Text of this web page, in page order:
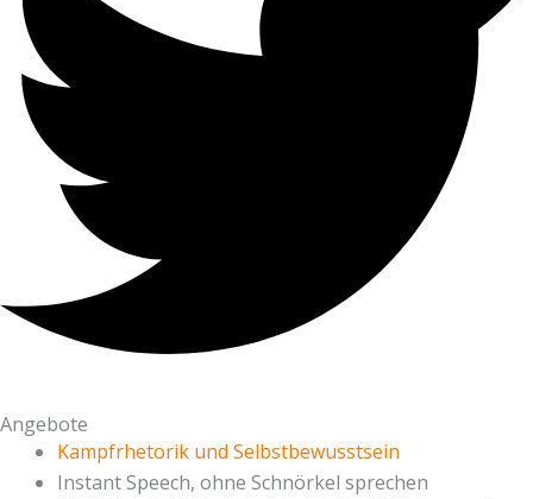
Angebote
Kampfrhetorik und Selbstbewusstsein
Instant Speech, ohne Schnörkel sprechen